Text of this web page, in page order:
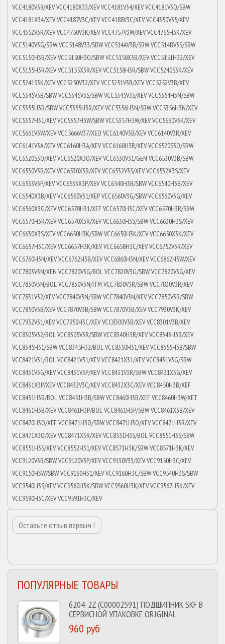
VCC4180V39/XEV VCC4180X33/XEV VCC4181V34/XEV VCC4181V3O/SBW
VCC4181X34/XEV VCC4187V3C/XEV VCC4188V3C/XEV VCC4350V35/XEV
VCC4352V3R/XEV VCC4750V3K/XEV VCC4757V3W/XEV VCC4765H3K/XEV
VCC5140V3G/SBW VCC5148V33/SBW VCC514AV3B/SBW VCC514BV3S/SBW
VCC5150H3B/XEV VCC5150H3O/SBW VCC5150X3B/XEV VCC5151H32/XEV
VCC5155H3R/XEV VCC5155X3R/XEV VCC5158H3R/SBW VCC5240S3K/XEV
VCC5241S3K/XEV VCC5250V32/XEV VCC5251V3R/XEV VCC5252V3B/XEV
VCC5345V3B/SBW VCC5345V3S/SBW VCC5345V3S/XEV VCC5354H3N/SBW
VCC5355H3B/SBW VCC5355H3B/XEV VCC5356H3N/SBW VCC5356H3N/XEV
VCC5357H31/XEV VCC5357H3W/SBW VCC5357H3W/XEV VCC5660V3K/XEV
VCC5661V3W/XEV VCC5666V37/XEO VCC6140V3B/XEV VCC6140V3R/XEV
VCC6141V3A/XEV VCC6160H3A/XEV VCC6160H3R/XEV VCC6520S3O/SBW
VCC6520S3O/XEV VCC6520X3O/XEV VCC6530V31/GEN VCC6530V3B/SBW
VCC6530V3B/XEV VCC6530X3B/XEV VCC6532V3S/XEV VCC6532X3S/XEV
VCC6533V3P/XEV VCC6533X3P/XEV VCC6540H3B/SBW VCC6540H3B/XEV
VCC6540X3B/XEV VCC6560V31/XEP VCC6560V3G/SBW VCC6560V3G/XEV
VCC6560X3G/XEV VCC6570H31/XEF VCC6570H3C/XEV VCC6570H3R/SBW
VCC6570H3R/XEV VCC6570X3R/XEV VCC6630H3S/SBW VCC6630H3S/XEV
VCC6630X3S/XEV VCC6650H3K/SBW VCC6650H3K/XEV VCC6650X3K/XEV
VCC6657H3C/XEV VCC6657H3K/XEV VCC6658H3C/XEV VCC6752V3R/XEV
VCC6760H3N/XEV VCC6762H3B/XEV VCC6860H3N/XEV VCC6862H3W/XEV
VCC7803V3N/XEN VCC7820V3G/BOL VCC7820V3G/SBW VCC7820V3G/XEV
VCC7830V3N/BOL VCC7830V3N/ITM VCC7830V3R/SBW VCC7830V3R/XEV
VCC7831V32/XEV VCC7840V3N/SBW VCC7840V3N/XEV VCC7850V3B/SBW
VCC7850V3B/XEV VCC7870V3B/SBW VCC7870V3B/XEV VCC7930V3K/XEV
VCC7932V31/XEV VCC7950H3C/XEV VCC8300V3B/XEV VCC8301V3B/XEV
VCC8305V32/BOL VCC8305V3R/SBW VCC8340H3R/XEV VCC8343H3B/XEV
VCC8345H31/SBW VCC8345H32/BOL VCC8350H31/XEV VCC8355H3B/SBW
VCC8421V31/BOL VCC8421V31/XEV VCC8421X31/XEV VCC8431V3G/SBW
VCC8431V3G/XEV VCC8431V3P/XEV VCC8431V3R/SBW VCC8431X3G/XEV
VCC8431X3P/XEV VCC8432V3C/XEV VCC8432X3C/XEV VCC8450H3B/XEF
VCC8451H3B/BOL VCC8451H3B/SBW VCC8460H3B/XEF VCC8460H3W/XET
VCC8461H3B/XEV VCC8461H3P/BOL VCC8461H3P/SBW VCC8461X3B/XEV
VCC8470H3O/XEF VCC8471H3O/SBW VCC8471H3O/XEV VCC8471H3R/XEV
VCC8471X3O/XEV VCC8471X3R/XEV VCC8551H3S/BOL VCC8551H3S/SBW
VCC8551H3S/XEV VCC8552H31/XEV VCC8571H3K/SBW VCC8571H3K/XEV
VCC9120V3B/SBW VCC9120V3P/XEV VCC9130V33/XEV VCC9150H3C/XEV
VCC9150H3W/SBW VCC9160H31/XEV VCC9160H3C/SBW VCC9540H3S/SBW
VCC9540H3S/XEV VCC9560H3K/SBW VCC9560H3K/XEV VCC9567H3K/XEV
VCC9590H3C/XEV VCC9591H3C/XEV
Оставьте отзыв первым !
ПОПУЛЯРНЫЕ ТОВАРЫ
6204-2Z (C00002591) ПОДШИПНИК SKF В
СЕРВИСНОЙ УПАКОВКЕ ORIGINAL
960 руб